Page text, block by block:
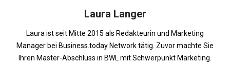
Laura Langer
Laura ist seit Mitte 2015 als Redakteurin und Marketing
Manager bei Business.today Network tätig. Zuvor machte Sie
Ihren Master-Abschluss in BWL mit Schwerpunkt Marketing.